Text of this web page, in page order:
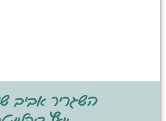
השגריר אביב